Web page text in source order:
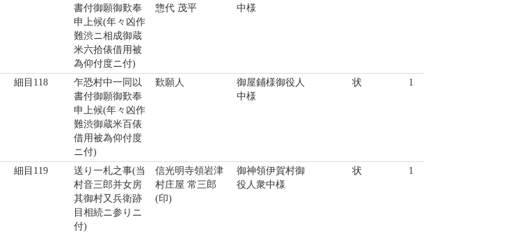
書付御願御歎奉
申上候(年々凶作
難渋ニ相成御蔵
米六拾俵借用被
為仰付度ニ付)
惣代 茂平
中様
細目118
乍恐村中一同以
書付御願御歎奉
申上候(年々凶作
難渋御蔵米百俵
借用被為仰付度
ニ付)
歎願人
御屋鋪様御役人
中様
状 1
細目119
送り一札之事(当
村音三郎并女房
其御村又兵衛跡
目相続ニ参りニ
付)
信光明寺領岩津
村庄屋 常三郎
(印)
御神領伊賀村御
役人衆中様
状 1